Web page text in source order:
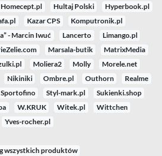
Homecept.pl Hultaj Polski
Hyperbook.pl
Kazar CPS
Komputronik.pl
- Marcin Iwuć
Lancerto
Limango.pl
Marsala-butik
MatrixMedia
Moliera2 Molly
Morele.net
Nikiniki Ombre.pl Outhorn
Realme
Sportofino Styl-mark.pl
Sukienki.shop
W.KRUK Witek.pl
Wittchen
Yves-rocher.pl
wszystkich produktów